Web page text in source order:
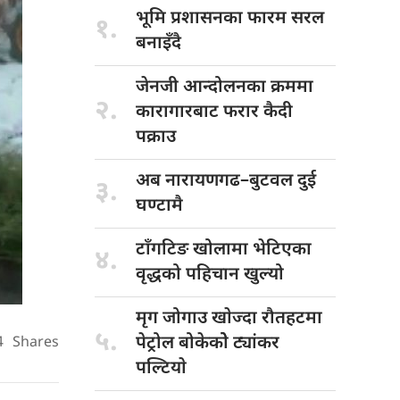
Shares
१. भूमि प्रशासनकाफारम सरल
बनाइँदै
२.
जेनजी आन्दोलनकाक्रममा
कारागारबाट फरार कैदी
पक्राउ
३. अब नारायणगढ–बुटवलदुई
घण्टामै
४. टाँगटिङ खोलामा भेटिएका
वृद्धको पहिचान खुल्यो
५.
मृग जोगाउखाेज्दा रौतहटमा
पेट्रोल बोकेकोे ट्यांकर
पल्टियाे